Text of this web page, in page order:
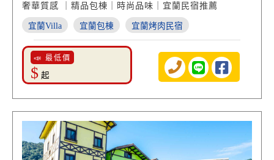
奢華質感 ｜精品包棟｜時尚品味｜宜蘭民宿推薦
宜蘭Villa 宜蘭包棟 宜蘭烤肉民宿
📣 最低價
$ 起